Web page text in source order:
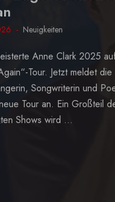
Neuigkeiten
Anne Clark 2025
Tour. Jetzt meldet die
Songwriterin und
Tour an. Ein Großteil
Shows wird ...